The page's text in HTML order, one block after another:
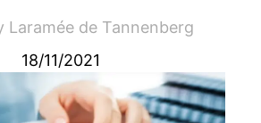
Laramée de Tannenberg
18/11/2021